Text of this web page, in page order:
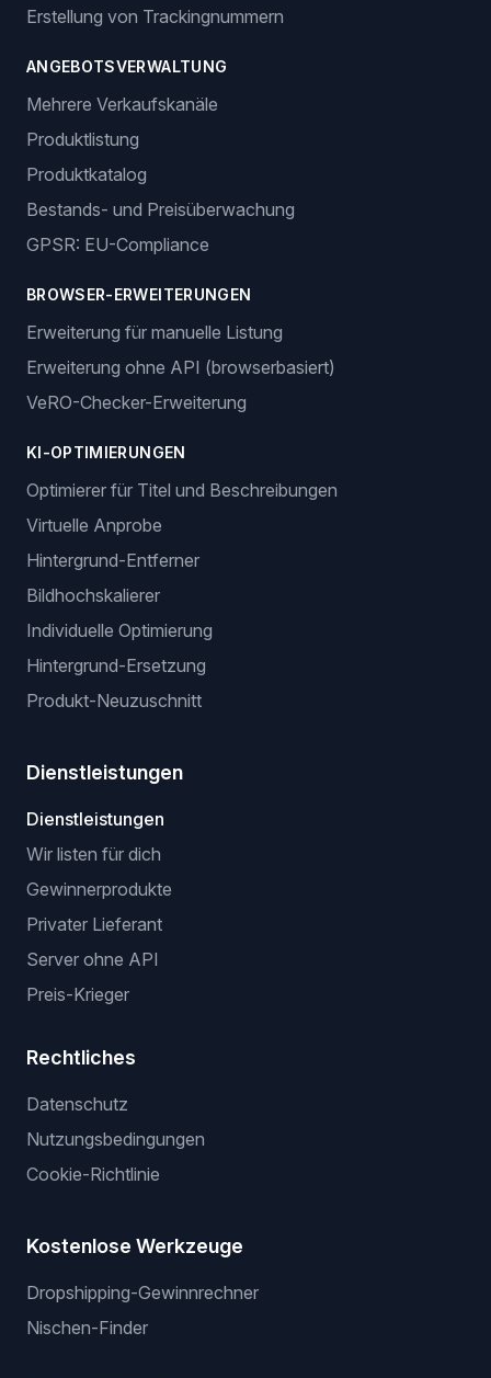
Erstellung von Trackingnummern
ANGEBOTSVERWALTUNG
Mehrere Verkaufskanäle
Produktlistung
Produktkatalog
Bestands- und Preisüberwachung
GPSR: EU-Compliance
BROWSER-ERWEITERUNGEN
Erweiterung für manuelle Listung
Erweiterung ohne API (browserbasiert)
VeRO-Checker-Erweiterung
KI-OPTIMIERUNGEN
Optimierer für Titel und Beschreibungen
Virtuelle Anprobe
Hintergrund-Entferner
Bildhochskalierer
Individuelle Optimierung
Hintergrund-Ersetzung
Produkt-Neuzuschnitt
Dienstleistungen
Dienstleistungen
Wir listen für dich
Gewinnerprodukte
Privater Lieferant
Server ohne API
Preis-Krieger
Rechtliches
Datenschutz
Nutzungsbedingungen
Cookie-Richtlinie
Kostenlose Werkzeuge
Dropshipping-Gewinnrechner
Nischen-Finder